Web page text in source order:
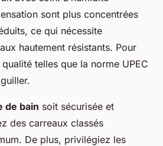
sont plus concentrées
ce qui nécessite
hautement résistants. Pour
telles que la norme UPEC
de bain soit sécurisée et
des carreaux classés
De plus, privilégiez les